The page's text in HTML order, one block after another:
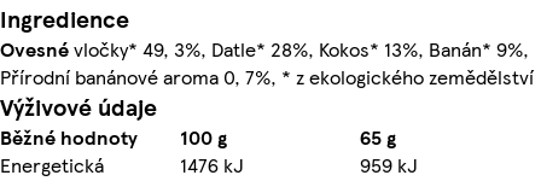
Ingredience
Ovesnévločky* 49, 3%, Datle* 28%, Kokos* 13%, Banán* 9%,
Přírodní banánové aroma 0, 7%, * z ekologického zemědělství
Výživové údaje
Běžné hodnoty 100 g
65 g
Energetická
1476 kJ
959 kJ